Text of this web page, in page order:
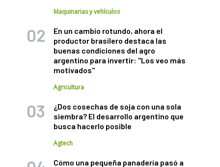
Maquinarias y vehículos
En un cambio rotundo, ahora el
productor brasilero destaca las
buenas condiciones del agro
argentino para invertir: "Los veo más
motivados"
Agricultura
¿Dos cosechas de soja con una sola
siembra? El desarrollo argentino que
busca hacerlo posible
Agtech
Cómo una pequeña panadería pasó a